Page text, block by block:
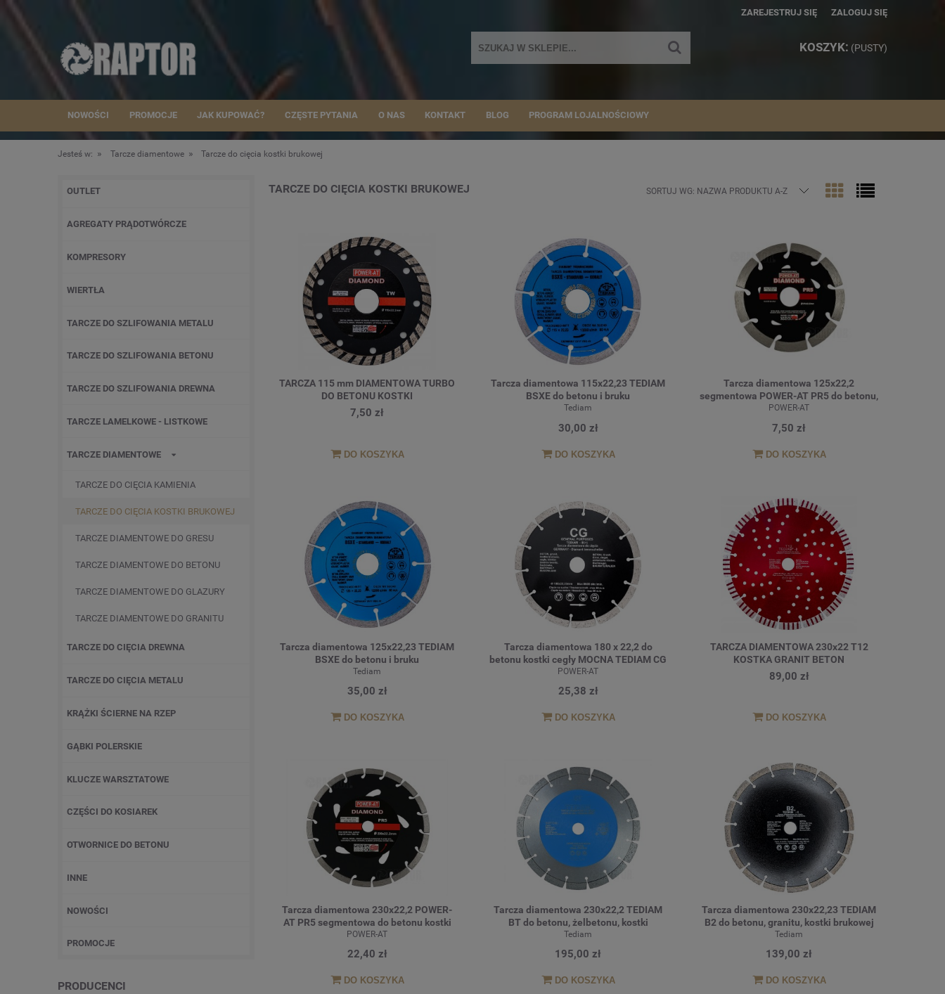
ZAREJESTRUJ SIĘ ZALOGUJ SIĘ
KOSZYK: (PUSTY)
NOWOŚCI PROMOCJE JAK KUPOWAĆ? CZĘSTE PYTANIA O NAS KONTAKT BLOG PROGRAM LOJALNOŚCIOWY
Jesteś w: » Tarcze diamentowe » Tarcze do cięcia kostki brukowej
OUTLET
AGREGATY PRĄDOTWÓRCZE
KOMPRESORY
WIERTŁA
TARCZE DO SZLIFOWANIA METALU
TARCZE DO SZLIFOWANIA BETONU
TARCZE DO SZLIFOWANIA DREWNA
TARCZE LAMELKOWE - LISTKOWE
TARCZE DIAMENTOWE
TARCZE DO CIĘCIA KAMIENIA
TARCZE DO CIĘCIA KOSTKI BRUKOWEJ
TARCZE DIAMENTOWE DO GRESU
TARCZE DIAMENTOWE DO BETONU
TARCZE DIAMENTOWE DO GLAZURY
TARCZE DIAMENTOWE DO GRANITU
TARCZE DO CIĘCIA DREWNA
TARCZE DO CIĘCIA METALU
KRĄŻKI ŚCIERNE NA RZEP
GĄBKI POLERSKIE
KLUCZE WARSZTATOWE
CZĘŚCI DO KOSIAREK
OTWORNICE DO BETONU
INNE
NOWOŚCI
PROMOCJE
PRODUCENCI
TARCZE DO CIĘCIA KOSTKI BRUKOWEJ SORTUJ WG: NAZWA PRODUKTU A-Z
TARCZA 115 mm DIAMENTOWA TURBO
DO BETONU KOSTKI
7,50 zł
DO KOSZYKA
Tarcza diamentowa 115x22,23 TEDIAM
BSXE do betonu i bruku
Tediam
30,00 zł
DO KOSZYKA
Tarcza diamentowa 125x22,2
segmentowa POWER-AT PR5 do betonu,
kostki
POWER-AT
7,50 zł
DO KOSZYKA
Tarcza diamentowa 125x22,23 TEDIAM
BSXE do betonu i bruku
Tediam
35,00 zł
DO KOSZYKA
Tarcza diamentowa 180 x 22,2 do
betonu kostki cegły MOCNA TEDIAM CG
POWER-AT
25,38 zł
DO KOSZYKA
TARCZA DIAMENTOWA 230x22 T12
KOSTKA GRANIT BETON
89,00 zł
DO KOSZYKA
Tarcza diamentowa 230x22,2 POWER-
AT PR5 segmentowa do betonu kostki
POWER-AT
22,40 zł
DO KOSZYKA
Tarcza diamentowa 230x22,2 TEDIAM
BT do betonu, żelbetonu, kostki
brukowej, klinkieru, granitu
Tediam
195,00 zł
DO KOSZYKA
Tarcza diamentowa 230x22,23 TEDIAM
B2 do betonu, granitu, kostki brukowej
OUTLET
Tediam
139,00 zł
DO KOSZYKA